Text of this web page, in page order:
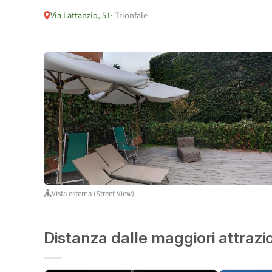
Via Lattanzio, 51· Trionfale
Vista esterna (Street View)
Distanza dalle maggiori